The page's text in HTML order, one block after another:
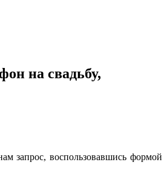
на свадьбу,
запрос, воспользовавшись формой